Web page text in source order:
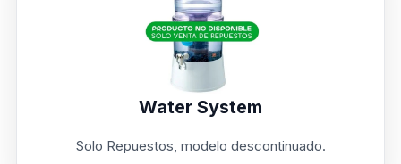
Water System
Solo Repuestos, modelo descontinuado.